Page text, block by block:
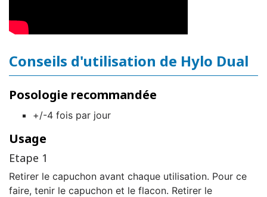
Conseils d'utilisation de Hylo Dual
Posologie recommandée
+/-4 fois par jour
Usage
Etape 1
Retirer le capuchon avant chaque utilisation. Pour ce
faire, tenir le capuchon et le flacon. Retirer le